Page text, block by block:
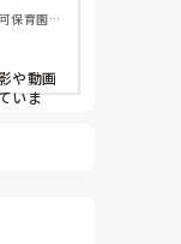
保育園,
や動画
いま
きや食
こん
きな